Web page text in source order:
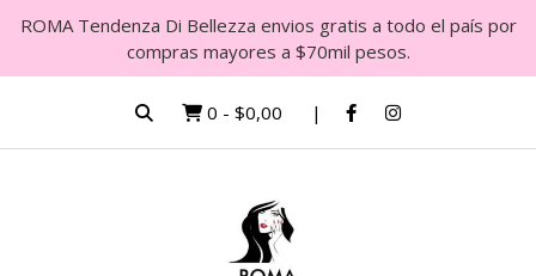
ROMA Tendenza Di Bellezza envios gratis a todo el país por
compras mayores a $70mil pesos.
0 - $0,00